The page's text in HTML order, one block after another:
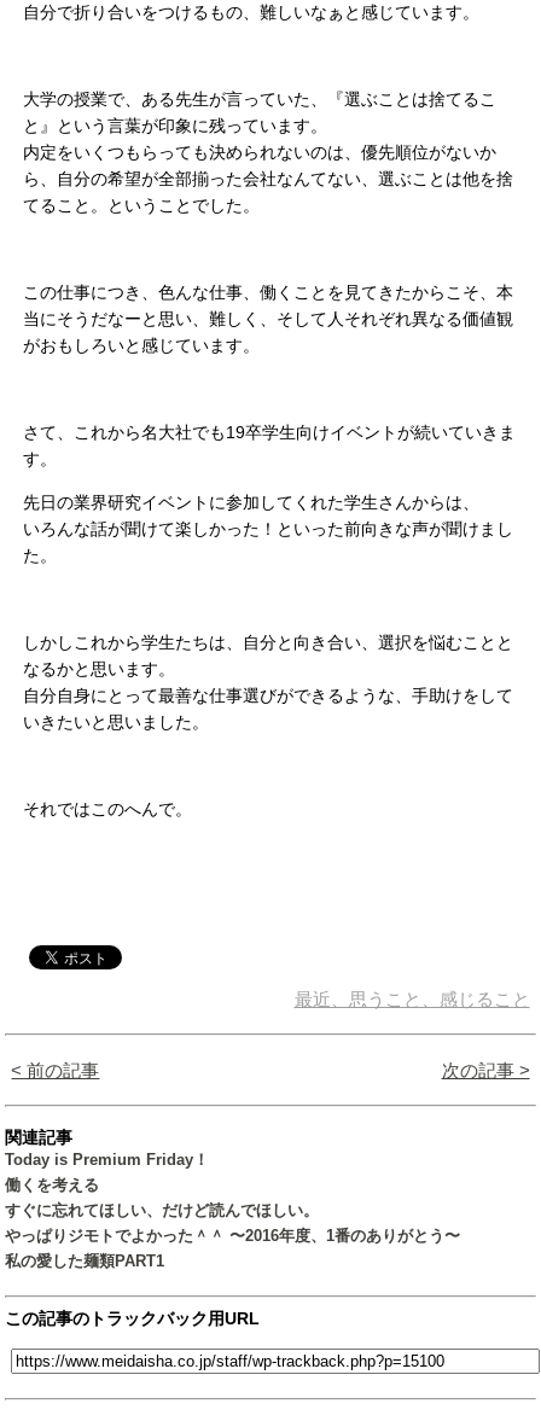
自分で折り合いをつけるもの、難しいなぁと感じています。
大学の授業で、ある先生が言っていた、『選ぶことは捨てるこ
と』という言葉が印象に残っています。
内定をいくつもらっても決められないのは、優先順位がないか
ら、自分の希望が全部揃った会社なんてない、選ぶことは他を捨
てること。ということでした。
この仕事につき、色んな仕事、働くことを見てきたからこそ、本
当にそうだなーと思い、難しく、そして人それぞれ異なる価値観
がおもしろいと感じています。
さて、これから名大社でも19卒学生向けイベントが続いていきま
す。
先日の業界研究イベントに参加してくれた学生さんからは、
いろんな話が聞けて楽しかった！といった前向きな声が聞けまし
た。
しかしこれから学生たちは、自分と向き合い、選択を悩むことと
なるかと思います。
自分自身にとって最善な仕事選びができるような、手助けをして
いきたいと思いました。
それではこのへんで。
最近、思うこと、感じること
< 前の記事 次の記事 >
関連記事
Today is Premium Friday！
働くを考える
すぐに忘れてほしい、だけど読んでほしい。
やっぱりジモトでよかった＾＾ 〜2016年度、1番のありがとう〜
私の愛した麺類PART1
この記事のトラックバック用URL